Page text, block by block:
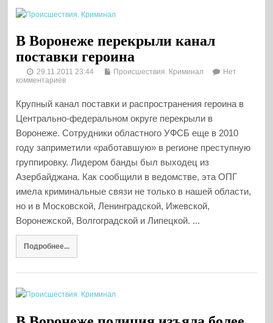
В Воронеже перекрыли канал
поставки героина
29.11.2011 23:44 Происшествия. Криминал
Нет
комментариев
Крупный канал поставки и распространения героина в
Центрально-федеральном округе перекрыли в
Воронеже. Сотрудники областного УФСБ еще в 2010
году заприметили «работавшую» в регионе преступную
группировку. Лидером банды был выходец из
Азербайджана. Как сообщили в ведомстве, эта ОПГ
имела криминальные связи не только в нашей области,
но и в Московской, Ленинградской, Ижевской,
Воронежской, Волгоградской и Липецкой. ...
Подробнее...